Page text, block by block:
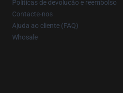
Políticas de devolução e reembolso
Contacte-nos
Ajuda ao cliente (FAQ)
Whosale